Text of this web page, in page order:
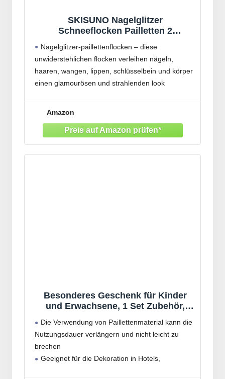
SKISUNO Nagelglitzer
Schneeflocken Pailletten 2
und Einfach zu Verwenden für
Kreative Weihnachtsnägel und
Selbstgemacht Nagelkunst
Nagelglitzer-paillettenflocken – diese
unwiderstehlichen flocken verleihen nägeln,
haaren, wangen, lippen, schlüsselbein und körper
einen glamourösen und strahlenden look
dir eröffnet!
Glitzer
Amazon
Besonderes Geschenk für Kinder
und Erwachsene, 1 Set Zubehör,
kreatives Zubehör, Weihnachtsnägel,
Pailletten, Weihnachtszubehör für
Die Verwendung von Paillettenmaterial kann die
Nutzungsdauer verlängern und nicht leicht zu
brechen
Geeignet für die Dekoration in Hotels,